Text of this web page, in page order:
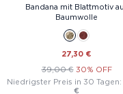
Bandana mit Blattmotiv
Baumwolle
27,30 €
39,00 € 30% OFF
Niedrigster Preis in 30 Tagen:
€